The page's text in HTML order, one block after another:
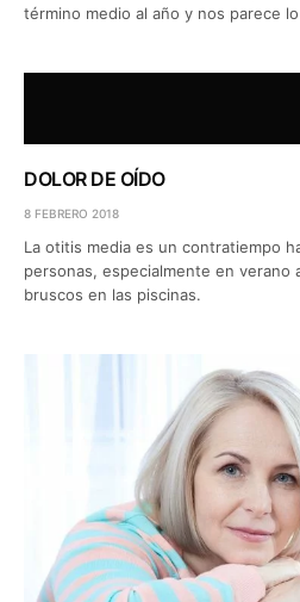
término medio al año y nos parece
DOLOR DE OÍDO
8 FEBRERO 2018
La otitis media es un contratiempo
personas, especialmente en verano
bruscos en las piscinas.